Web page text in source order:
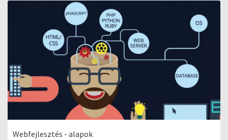
Webfejlesztés - alapok